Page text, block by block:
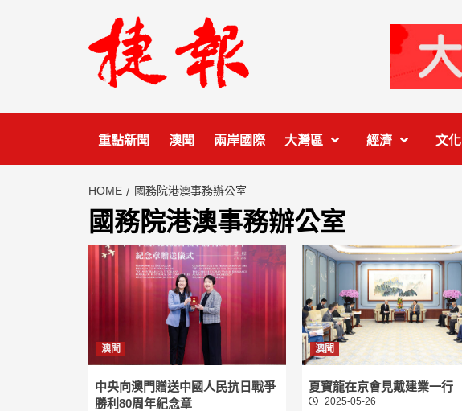
重點新聞 澳聞 兩岸國際 大灣區 經濟 文化
HOME 國務院港澳事務辦公室
國務院港澳事務辦公室
澳聞
中央向澳門贈送中國人民抗日戰爭
勝利80周年紀念章
澳聞
夏寶龍在京會見戴建業一行
2025-05-26